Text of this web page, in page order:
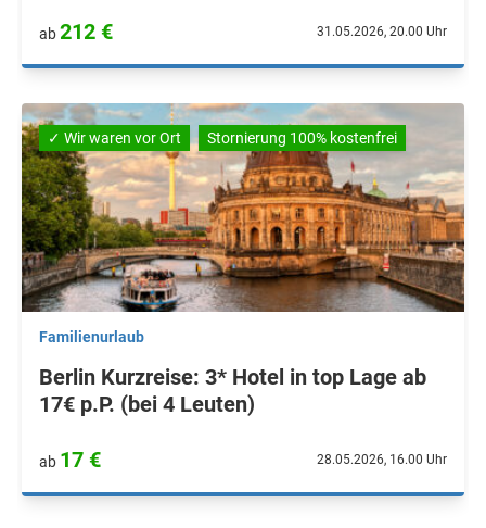
ab212 € 31.05.2026, 20.00 Uhr
✓ Wir waren vor Ort Stornierung 100% kostenfrei
Familienurlaub
Berlin Kurzreise: 3* Hotel in top Lage ab
17€ p.P. (bei 4 Leuten)
ab 17 € 28.05.2026, 16.00 Uhr